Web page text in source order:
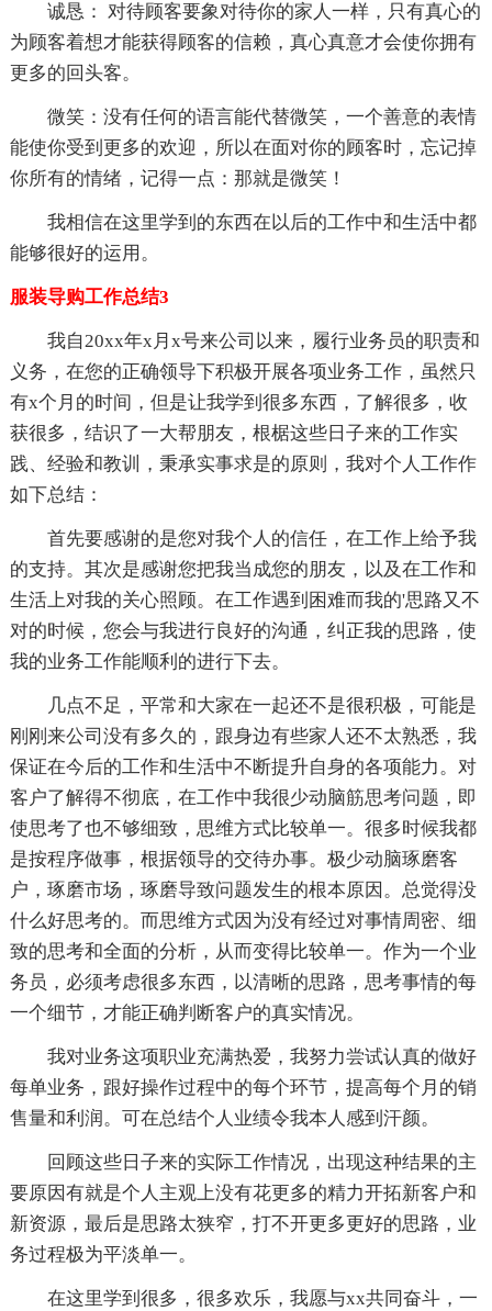
诚恳： 对待顾客要象对待你的家人一样，只有真心的
为顾客着想才能获得顾客的信赖，真心真意才会使你拥有
更多的回头客。
微笑：没有任何的语言能代替微笑，一个善意的表情
能使你受到更多的欢迎，所以在面对你的顾客时，忘记掉
你所有的情绪，记得一点：那就是微笑！
我相信在这里学到的东西在以后的工作中和生活中都
能够很好的运用。
服装导购工作总结3
我自20xx年x月x号来公司以来，履行业务员的职责和
义务，在您的正确领导下积极开展各项业务工作，虽然只
有x个月的时间，但是让我学到很多东西，了解很多，收
获很多，结识了一大帮朋友，根椐这些日子来的工作实
践、经验和教训，秉承实事求是的原则，我对个人工作作
如下总结：
首先要感谢的是您对我个人的信任，在工作上给予我
的支持。其次是感谢您把我当成您的朋友，以及在工作和
生活上对我的关心照顾。在工作遇到困难而我的'思路又不
对的时候，您会与我进行良好的沟通，纠正我的思路，使
我的业务工作能顺利的进行下去。
几点不足，平常和大家在一起还不是很积极，可能是
刚刚来公司没有多久的，跟身边有些家人还不太熟悉，我
保证在今后的工作和生活中不断提升自身的各项能力。对
客户了解得不彻底，在工作中我很少动脑筋思考问题，即
使思考了也不够细致，思维方式比较单一。很多时候我都
是按程序做事，根据领导的交待办事。极少动脑琢磨客
户，琢磨市场，琢磨导致问题发生的根本原因。总觉得没
什么好思考的。而思维方式因为没有经过对事情周密、细
致的思考和全面的分析，从而变得比较单一。作为一个业
务员，必须考虑很多东西，以清晰的思路，思考事情的每
一个细节，才能正确判断客户的真实情况。
我对业务这项职业充满热爱，我努力尝试认真的做好
每单业务，跟好操作过程中的每个环节，提高每个月的销
售量和利润。可在总结个人业绩令我本人感到汗颜。
回顾这些日子来的实际工作情况，出现这种结果的主
要原因有就是个人主观上没有花更多的精力开拓新客户和
新资源，最后是思路太狭窄，打不开更多更好的思路，业
务过程极为平淡单一。
在这里学到很多，很多欢乐，我愿与xx共同奋斗，一